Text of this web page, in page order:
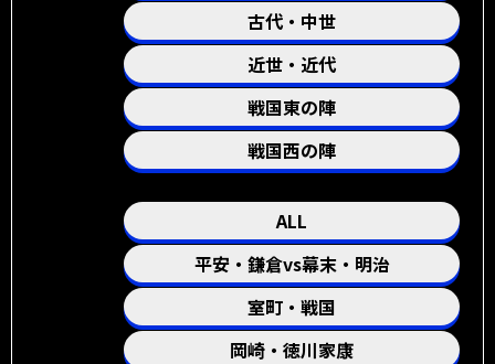
古代・中世
近世・近代
戦国東の陣
戦国西の陣
ALL
平安・鎌倉vs幕末・明治
室町・戦国
岡崎・徳川家康